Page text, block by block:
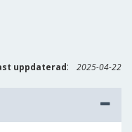
uppdaterad: 2025-04-22